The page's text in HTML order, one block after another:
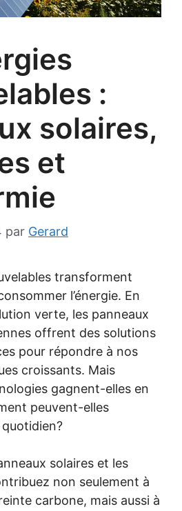
:
solaires,
et
par Gerard
transforment
l’énergie. En
verte, les panneaux
offrent des solutions
pour répondre à nos
croissants. Mais
gagnent-elles en
peuvent-elles
solaires et les
non seulement à
carbone, mais aussi à